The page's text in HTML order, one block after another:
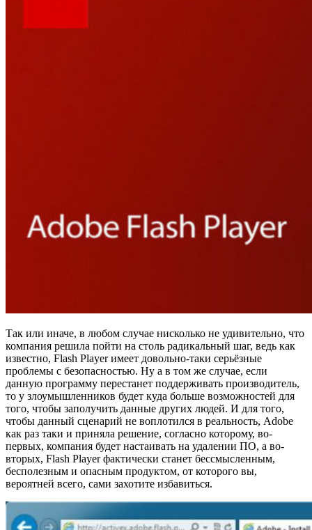
Так или иначе, в любом случае нисколько не удивительно, что
компания решила пойти на столь радикальный шаг, ведь как
известно, Flash Player имеет довольно-таки серьёзные
проблемы с безопасностью. Ну а в том же случае, если
данную программу перестанет поддерживать производитель,
то у злоумышленников будет куда больше возможностей для
того, чтобы заполучить данные других людей. И для того,
чтобы данный сценарий не воплотился в реальность, Adobe
как раз таки и приняла решение, согласно которому, во-
первых, компания будет настаивать на удалении ПО, а во-
вторых, Flash Player фактически станет бессмысленным,
бесполезным и опасным продуктом, от которого вы,
вероятней всего, сами захотите избавиться.